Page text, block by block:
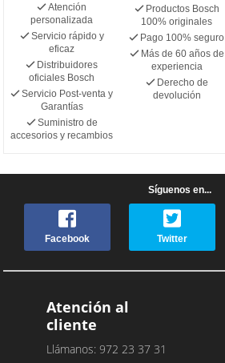
Atención
personalizada
Servicio rápido y
eficaz
Distribuidores
oficiales Bosch
Servicio Post-venta y
Garantías
Suministro de
accesorios y recambios
Productos Bosch
100% originales
Pago 100% seguro
Más de 60 años de
experiencia
Derecho de
devolución
Síguenos en...
Facebook Twitter
Atención al
cliente
Llámanos: 972 23 37 31